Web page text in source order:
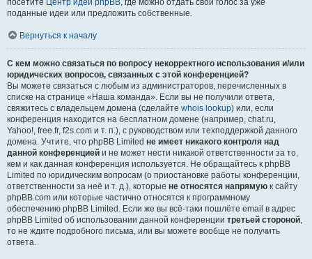
посетите Центр идей phpBB, где можно отдать свой голос за уже
поданные идеи или предложить собственные.
Вернуться к началу
С кем можно связаться по вопросу некорректного использования и/или
юридических вопросов, связанных с этой конференцией?
Вы можете связаться с любым из администраторов, перечисленных в
списке на странице «Наша команда». Если вы не получили ответа,
свяжитесь с владельцем домена (сделайте whois lookup) или, если
конференция находится на бесплатном домене (например, chat.ru,
Yahoo!, free.fr, f2s.com и т. п.), с руководством или техподдержкой данного
домена. Учтите, что phpBB Limited не имеет никакого контроля над
данной конференцией и не может нести никакой ответственности за то,
кем и как данная конференция используется. Не обращайтесь к phpBB
Limited по юридическим вопросам (о приостановке работы конференции,
ответственности за неё и т. д.), которые не относятся напрямую к сайту
phpBB.com или которые частично относятся к программному
обеспечению phpBB Limited. Если же вы всё-таки пошлёте email в адрес
phpBB Limited об использовании данной конференции третьей стороной,
то не ждите подробного письма, или вы можете вообще не получить
ответа.